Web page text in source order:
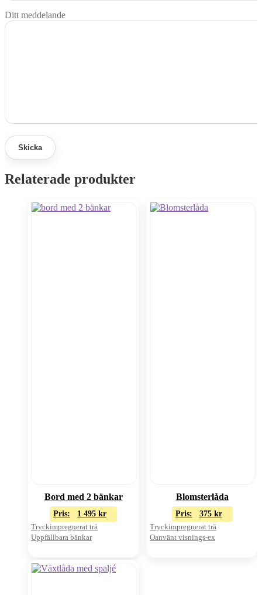
Ditt meddelande
Relaterade produkter
Bord med 2 bänkar
Pris: 1 495 kr
Tryckimpregnerat trä
Uppfällbara bänkar
Blomsterlåda
Pris: 375 kr
Tryckimpregnerat trä
Oanvänt visnings-ex